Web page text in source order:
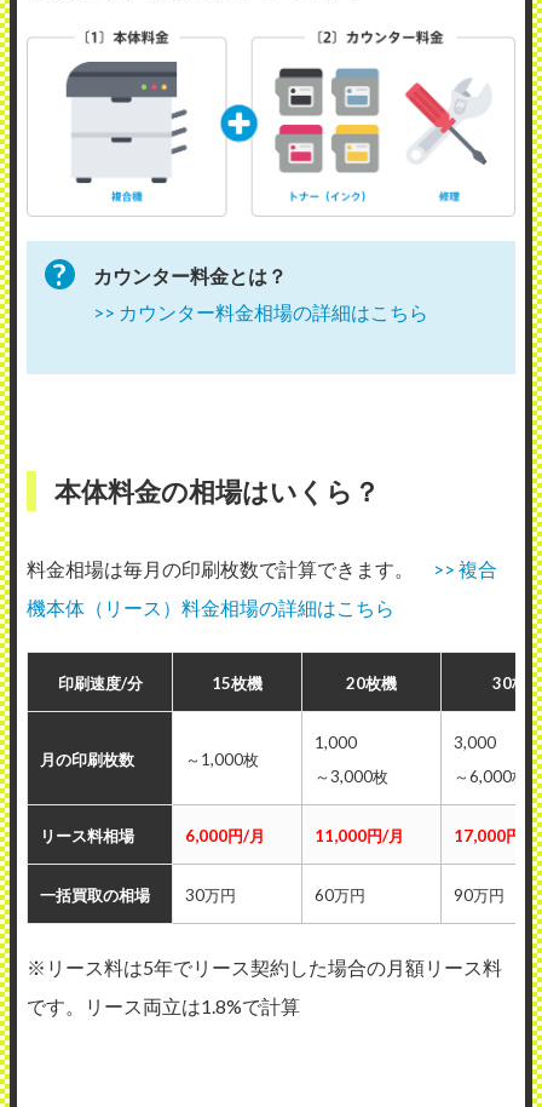
カウンター料金とは？
>> カウンター料金相場の詳細はこちら
本体料金の相場はいくら？
料金相場は毎月の印刷枚数で計算できます。
>> 複合
機本体（リース）料金相場の詳細はこちら
印刷速度/分 15枚機 20枚機 30枚機
月の印刷枚数 ～1,000枚
1,000
～3,000枚
3,000
～6,000枚
リース料相場 6,000円/月 11,000円/月 17,000円/月
一括買取の相場 30万円 60万円 90万円
※リース料は5年でリース契約した場合の月額リース料
です。リース両立は1.8%で計算